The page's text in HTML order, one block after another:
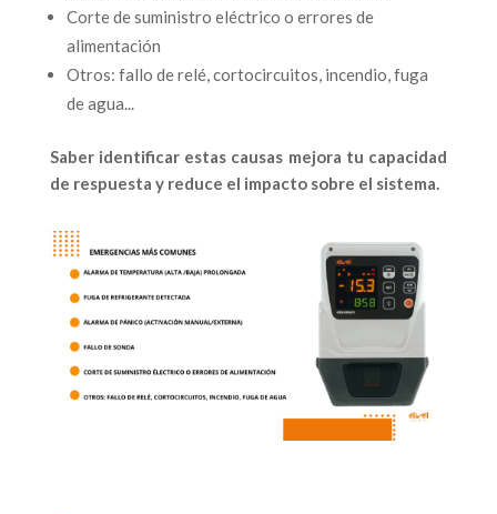
Corte de suministro eléctrico o errores de
alimentación
Otros: fallo de relé, cortocircuitos, incendio, fuga
de agua...
Saber identificar estas causas mejora tu capacidad
de respuesta y reduce el impacto sobre el sistema.